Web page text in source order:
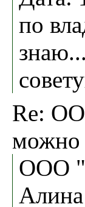
по
знаю...
Re:
можно
ООО